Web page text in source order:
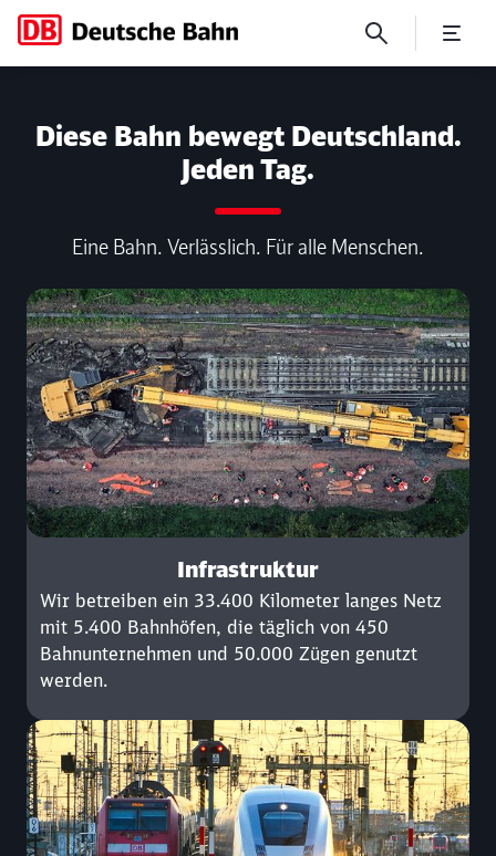
Diese Bahn bewegt Deutschland.
Jeden Tag.
Eine Bahn. Verlässlich. Für alle Menschen.
Infrastruktur
Wir betreiben ein 33.400 Kilometer langes Netz
mit 5.400 Bahnhöfen, die täglich von 450
Bahnunternehmen und 50.000 Zügen genutzt
werden.